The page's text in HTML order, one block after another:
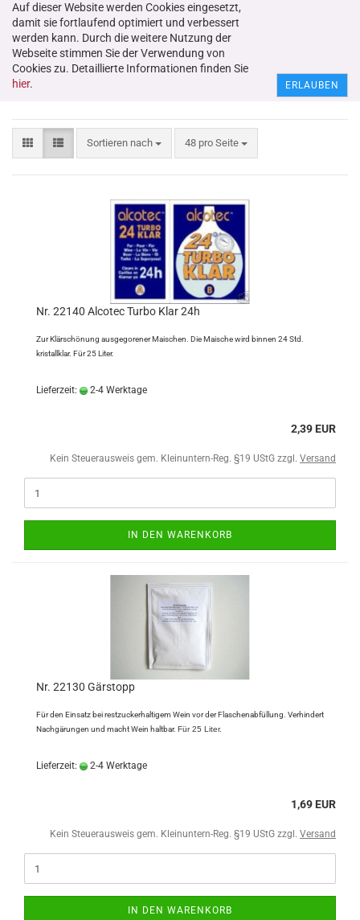
Auf dieser Website werden Cookies eingesetzt,
damit sie fortlaufend optimiert und verbessert
werden kann. Durch die weitere Nutzung der
Webseite stimmen Sie der Verwendung von
Cookies zu. Detaillierte Informationen finden Sie
hier. ERLAUBEN
Lagerung/Ausbau
Sortieren nach 48 pro Seite
Nr. 22140 Alcotec Turbo Klar 24h
Zur Klärschönung ausgegorener Maischen. Die Maische wird binnen 24 Std.
kristallklar. Für 25 Liter.
Lieferzeit: 2-4 Werktage
2,39 EUR
Kein Steuerausweis gem. Kleinuntern-Reg. §19 UStG zzgl. Versand
IN DEN WARENKORB
Nr. 22130 Gärstopp
Für den Einsatz bei restzuckerhaltigem Wein vor der Flaschenabfüllung. Verhindert
Nachgärungen und macht Wein haltbar. Für 25 Liter.
Lieferzeit: 2-4 Werktage
1,69 EUR
Kein Steuerausweis gem. Kleinuntern-Reg. §19 UStG zzgl. Versand
IN DEN WARENKORB